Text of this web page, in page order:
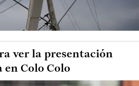
ver la presentación
Colo Colo